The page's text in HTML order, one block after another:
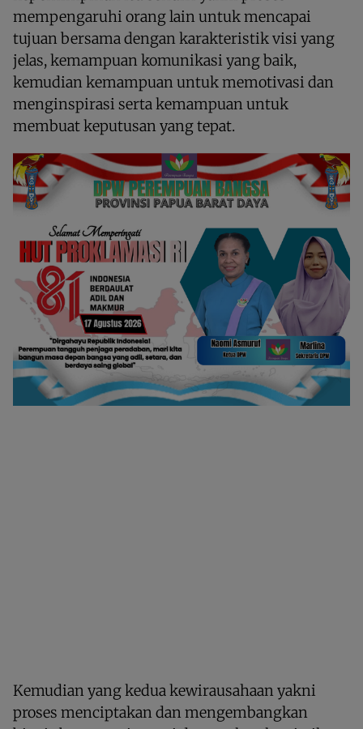
mempengaruhi orang lain untuk mencapai
tujuan bersama dengan karakteristik visi yang
jelas, kemampuan komunikasi yang baik,
kemudian kemampuan untuk memotivasi dan
menginspirasi serta kemampuan untuk
membuat keputusan yang tepat.
Kemudian yang kedua kewirausahaan yakni
proses menciptakan dan mengembangkan